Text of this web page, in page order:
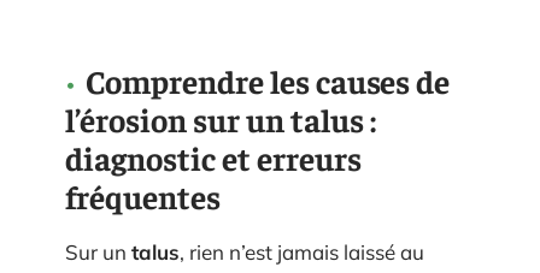
Comprendre les causes de
l’érosion sur un talus :
diagnostic et erreurs
fréquentes
Sur un talus, rien n’est jamais laissé au